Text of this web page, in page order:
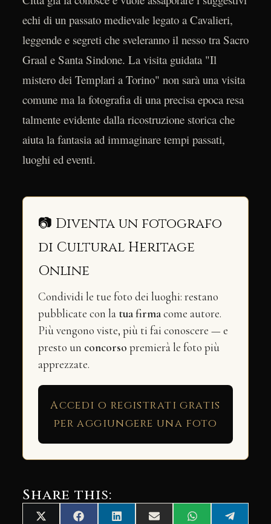
echi di un passato medievale legato a Cavalieri,
leggende e segreti che sveleranno il nesso tra Sacro
Graal e Santa Sindone. La visita guidata "Il
mistero dei Templari a Torino" non sarà una visita
comune ma la fotografia di una precisa epoca resa
talmente evidente dalla ricostruzione storica che
aiuta la fantasia ad immaginare tempi passati,
luoghi ed eventi.
📷 Diventa un fotografo
di Cultural Heritage
Online
Condividi le tue foto dei luoghi: restano
pubblicate con la tua firmacome autore.
Più vengono viste, più ti fai conoscere — e
presto un concorso premierà le foto più
apprezzate.
Accedi o registrati gratis
per aggiungere una foto
Share this:
Share
X Share
FacebookShare
LinkedInShare
Email Share
WhatsAppShare